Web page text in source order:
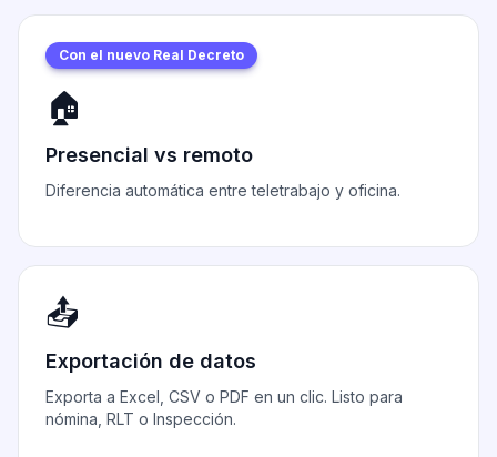
Con el nuevo Real Decreto
🏠
Presencial vs remoto
Diferencia automática entre teletrabajo y oficina.
📤
Exportación de datos
Exporta a Excel, CSV o PDF en un clic. Listo para
nómina, RLT o Inspección.